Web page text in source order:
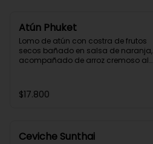
Atún Phuket
Lomo de atún con costra de frutos
secos bañado en salsa de naranja,
acompañado de arroz cremoso al
$17.800
Ceviche Sunthai